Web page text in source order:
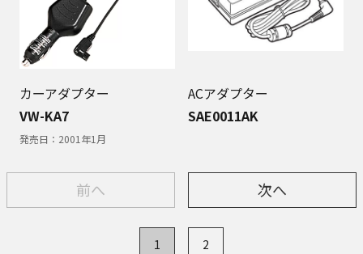
カーアダプター
VW-KA7
発売日： 2001年1月
ACアダプター
SAE0011AK
前へ
1 2
次へ